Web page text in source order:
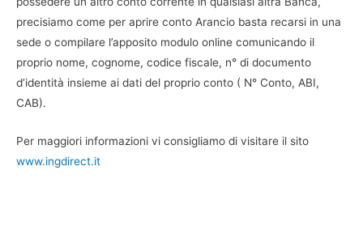
precisiamo come per aprire conto Arancio basta recarsi in una
sede o compilare l’apposito modulo online comunicando il
proprio nome, cognome, codice fiscale, n° di documento
d’identità insieme ai dati del proprio conto ( N° Conto, ABI,
CAB).
Per maggiori informazioni vi consigliamo di visitare il sito
www.ingdirect.it